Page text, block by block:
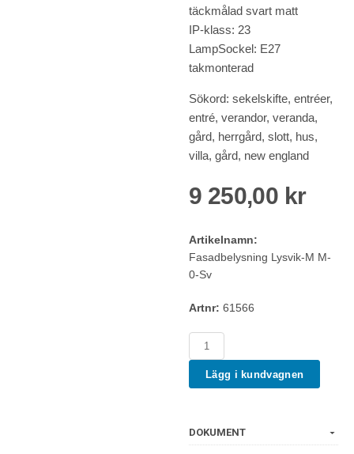
täckmålad svart matt
IP-klass: 23
LampSockel: E27
takmonterad
Sökord: sekelskifte, entréer,
entré, verandor, veranda,
gård, herrgård, slott, hus,
villa, gård, new england
9 250,00 kr
Artikelnamn:
Fasadbelysning Lysvik-M M-
0-Sv
Artnr: 61566
Lägg i kundvagnen
DOKUMENT